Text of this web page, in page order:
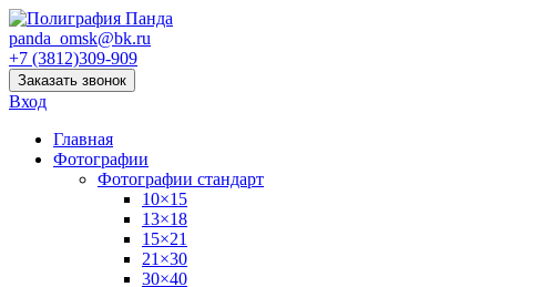
panda_omsk@bk.ru
+7 (3812)309-909
Заказать звонок
Вход
Главная
Фотографии
Фотографии стандарт
10×15
13×18
15×21
21×30
30×40